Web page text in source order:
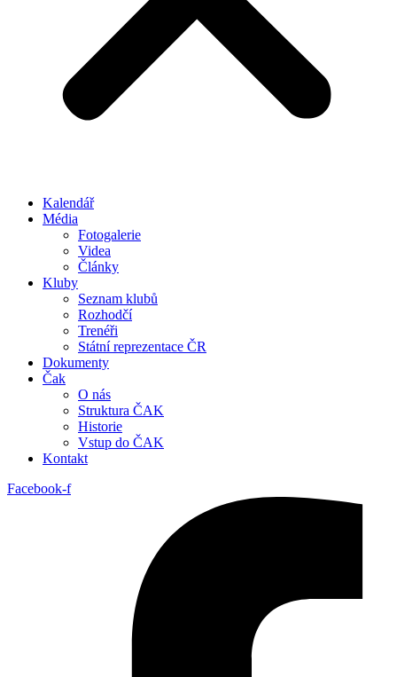
Kalendář
Média
Fotogalerie
Videa
Články
Kluby
Seznam klubů
Rozhodčí
Trenéři
Státní reprezentace ČR
Dokumenty
Čak
O nás
Struktura ČAK
Historie
Vstup do ČAK
Kontakt
Facebook-f